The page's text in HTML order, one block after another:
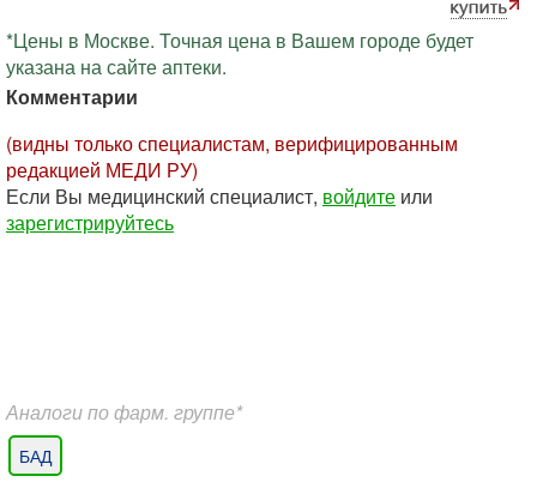
*Цены в Москве. Точная цена в Вашем городе будет
указана на сайте аптеки.
Комментарии
(видны только специалистам, верифицированным
редакцией МЕДИ РУ)
Если Вы медицинский специалист, войдите или
зарегистрируйтесь
Аналоги по фарм. группе*
БАД